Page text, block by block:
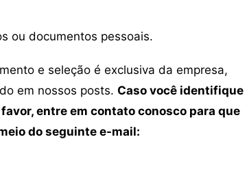
ou documentos pessoais.
e seleção é exclusiva da empresa,
em nossos posts. Caso você identifique
entre em contato conosco para que
do seguinte e-mail: